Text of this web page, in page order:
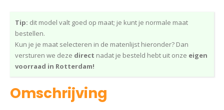
64,95.34,95.
Tip: dit model valt goed op maat; je kunt je normale maat
bestellen.
Kun je je maat selecteren in de matenlijst hieronder? Dan
versturen we deze direct nadat je besteld hebt uit onze eigen
voorraad in Rotterdam!
Omschrijving